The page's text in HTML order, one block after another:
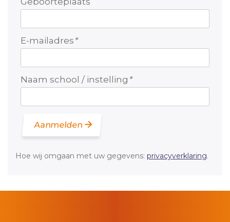
E-mailadres*
Naam school / instelling *
Aanmelden
Hoe wij omgaan met uw gegevens: privacyverklaring.